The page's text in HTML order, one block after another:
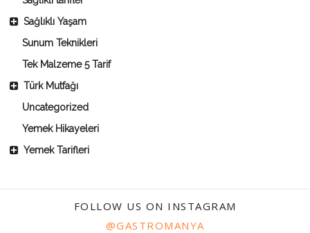
Sağlıklı Yaşam
Sunum Teknikleri
Tek Malzeme 5 Tarif
Türk Mutfağı
Uncategorized
Yemek Hikayeleri
Yemek Tarifleri
FOLLOW US ON INSTAGRAM
@GASTROMANYA